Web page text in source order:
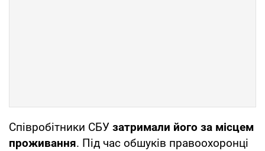
Співробітники СБУ затримали його за місцем
проживання. Під час обшуків правоохоронці